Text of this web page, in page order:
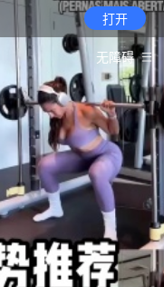
打开
无障碍